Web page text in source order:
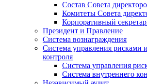
Состав Совета
Комитеты Совета
Корпоративный
Президент и Правление
Система вознаграждения
Система управления рисками
контроля
Система управления
Система внутреннего